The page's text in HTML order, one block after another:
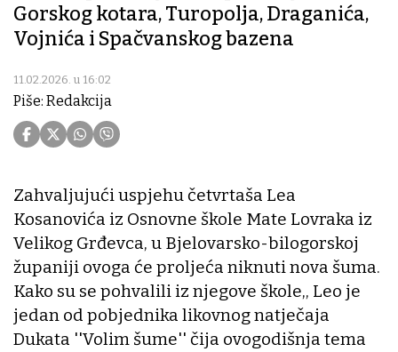
Gorskog kotara, Turopolja, Draganića,
Vojnića i Spačvanskog bazena
11.02.2026. u 16:02
Piše: Redakcija
Zahvaljujući uspjehu četvrtaša Lea
Kosanovića iz Osnovne škole Mate Lovraka iz
Velikog Grđevca, u Bjelovarsko-bilogorskoj
županiji ovoga će proljeća niknuti nova šuma.
Kako su se pohvalili iz njegove škole,, Leo je
jedan od pobjednika likovnog natječaja
Dukata ''Volim šume'' čija ovogodišnja tema